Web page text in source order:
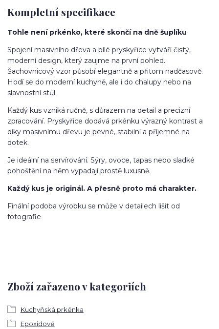
Kompletní specifikace
Tohle není prkénko, které skončí na dně šuplíku
Spojení masivního dřeva a bílé pryskyřice vytváří čistý,
moderní design, který zaujme na první pohled.
Šachovnicový vzor působí elegantně a přitom nadčasově.
Hodí se do moderní kuchyně, ale i do chalupy nebo na
slavnostní stůl.
Každý kus vzniká ručně, s důrazem na detail a precizní
zpracování. Pryskyřice dodává prkénku výrazný kontrast a
díky masivnímu dřevu je pevné, stabilní a příjemné na
dotek.
Je ideální na servírování. Sýry, ovoce, tapas nebo sladké
pohoštění na něm vypadají prostě luxusně.
Každý kus je originál. A přesně proto má charakter.
Finální podoba výrobku se může v detailech lišit od
fotografie
Zboží zařazeno v kategoriích
Kuchyňská prkénka
Epoxidové